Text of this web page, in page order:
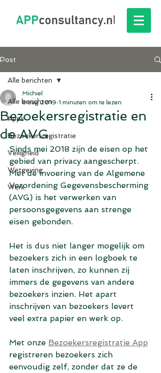
Post
Alle berichten
Apps
Bezoekersregistratie
Veiligheid
Wetgeving
Werk
Alle berichten
Bezoekersregistratie en
de AVG
Michiel
8 aug 2019 1 minuten om te lezen
Sinds mei 2018 zijn de eisen op het
gebied van privacy aangescherpt.
Met de invoering van de Algemene
Verordening Gegevensbescherming
(AVG) is het verwerken van
persoonsgegevens aan strenge
eisen gebonden.
Het is dus niet langer mogelijk om
bezoekers zich in een logboek te
laten inschrijven, zo kunnen zij
immers de gegevens van andere
bezoekers inzien. Het apart
inschrijven van bezoekers levert
veel extra papier en werk op.
Met onze Bezoekersregistratie App
registreren bezoekers zich
eenvoudig zelf, zonder dat ze de